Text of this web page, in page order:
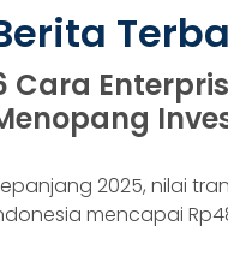
Cara
2025, nilai
mencapai